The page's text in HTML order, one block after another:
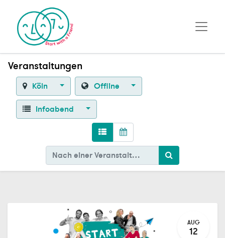
Veranstaltungen
Köln Offline
Infoabend
AUG
12